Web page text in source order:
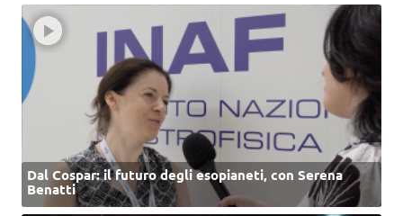
Dal Cospar: il futuro degli esopianeti, con Serena
Benatti